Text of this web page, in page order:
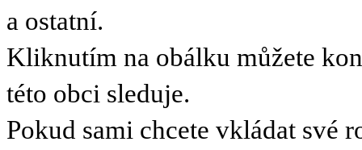
a ostatní.
Kliknutím na obálku můžete
této obci sleduje.
Pokud sami chcete vkládat své